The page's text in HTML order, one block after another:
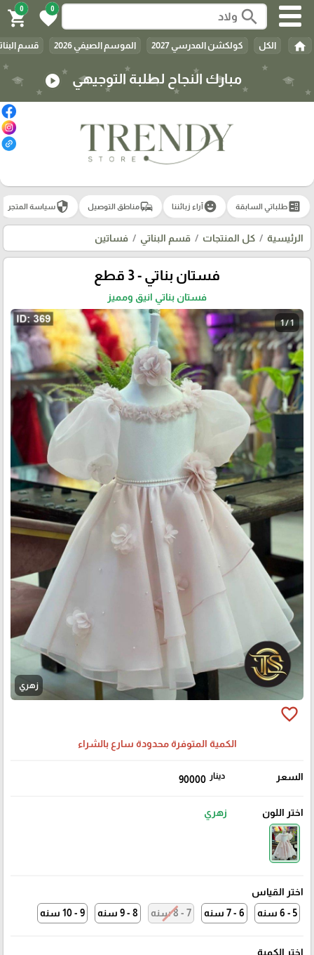
search
0
favorite
0
shopping_cart
home الكل كولكشن المدرسي 2027 الموسم الصيفي 2026 قسم
مبارك النجاح لطلبة التوجيهي play_circle
ballotطلباتي السابقة emoji_emotionsآراء زبائننا commuteمناطق التوصيل securityسياسة المتجر
الرئيسية كل المنتجات قسم البناتي فساتين
فستان بناتي - 3 قطع
فستان بناتي انيق ومميز
1 / 1
زهري
favorite_border
الكمية المتوفرة محدودة سارع بالشراء
السعر 90000 دينار
اختر اللون زهري
اختر القياس
5 - 6 سنه
6 - 7 سنه 7 - 8 سنه 8 - 9 سنه 9 - 10 سنه
اختر الكمية